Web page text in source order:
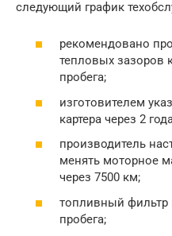
следующий график
рекомендовано
тепловых зазоров
пробега;
изготовителем
картера через 2
производитель
менять моторное
через 7500 км;
топливный фильтр
пробега;